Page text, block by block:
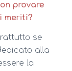
provare
meriti?
se
alla
la